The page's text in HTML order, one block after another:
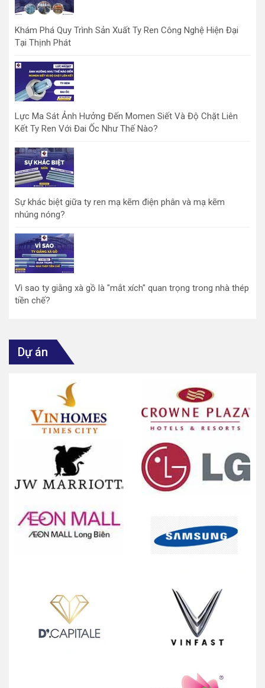
Khám Phá Quy Trình Sản Xuất Ty Ren Công Nghệ Hiện Đại
Tại Thịnh Phát
Lực Ma Sát Ảnh Hưởng Đến Momen Siết Và Độ Chặt Liên
Kết Ty Ren Với Đai Ốc Như Thế Nào?
Sự khác biệt giữa ty ren mạ kẽm điện phân và mạ kẽm
nhúng nóng?
Vì sao ty giằng xà gồ là "mắt xích" quan trọng trong nhà thép
tiền chế?
Dự án